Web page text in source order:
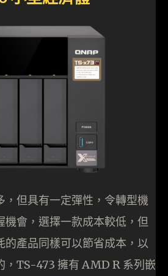
，但具有一定彈性，令轉型機
機會，選擇一款成本較低，但
的產品同樣可以節省成本，以
，TS-473 擁有 AMD R 系列嵌